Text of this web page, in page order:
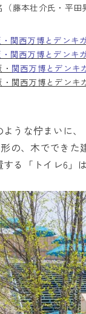
藤本壮介氏・平
関西万博とデンキ
・関西万博とデンキ
関西万博とデン
・関西万博とデン
うな佇まいに
の、木ででき
る「トイレ6」